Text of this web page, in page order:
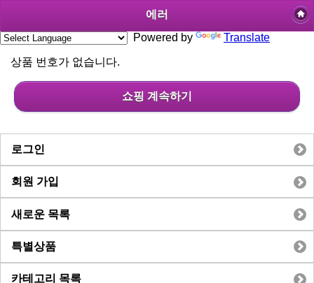
에러
Powered by
Translate
상품 번호가 없습니다.
쇼핑 계속하기
로그인
회원 가입
새로운 목록
특별상품
카테고리 목록